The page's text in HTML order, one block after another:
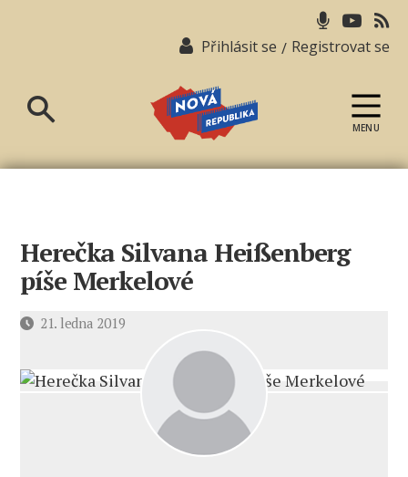
Přihlásit se / Registrovat se
republika
MENU
Herečka Silvana Heißenberg
píše Merkelové
Datum21. ledna 2019